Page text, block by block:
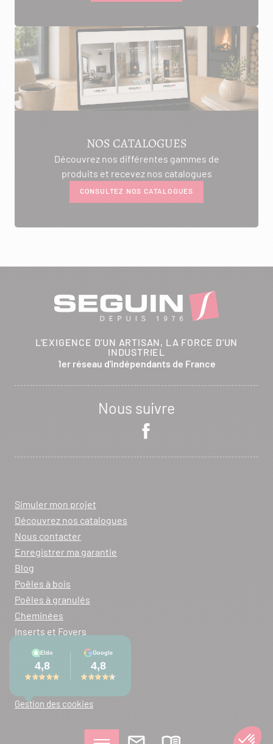
NOS CATALOGUES
Découvrez nos différentes gammes de
produits et recevez nos catalogues
CONSULTEZ NOS CATALOGUES
L'EXIGENCE D'UN ARTISAN, LA FORCE D'UN
INDUSTRIEL
1er réseau d'indépendants de France
Nous suivre
Simuler mon projet
Découvrez nos catalogues
Nous contacter
Enregistrer ma garantie
Blog
Poêles à bois
Poêles à granulés
Cheminées
Inserts et Foyers
Mentions légales
Gestion des cookies